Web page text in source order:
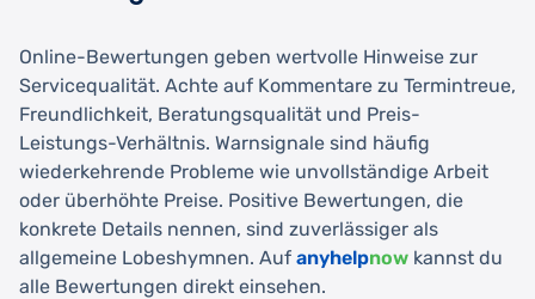
Online-Bewertungen geben wertvolle Hinweise zur
Servicequalität. Achte auf Kommentare zu Termintreue,
Freundlichkeit, Beratungsqualität und Preis-
Leistungs-Verhältnis. Warnsignale sind häufig
wiederkehrende Probleme wie unvollständige Arbeit
oder überhöhte Preise. Positive Bewertungen, die
konkrete Details nennen, sind zuverlässiger als
allgemeine Lobeshymnen. Auf anyhelpnow kannst du
alle Bewertungen direkt einsehen.